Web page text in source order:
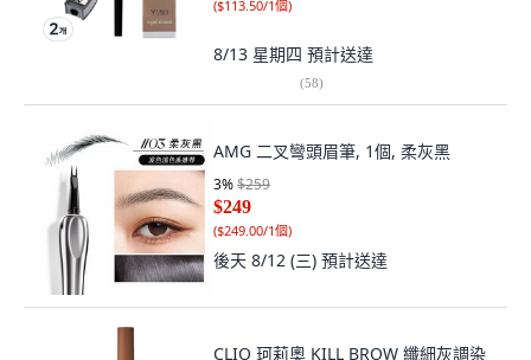
($113.50/1個)
8/13 星期四 預計送達
(58)
AMG 二叉彎頭眉筆, 1個, 柔灰黑
3%$259
$249
($249.00/1個)
後天 8/12 (三) 預計送達
CLIO 珂莉奧 KILL BROW 纖細灰調染